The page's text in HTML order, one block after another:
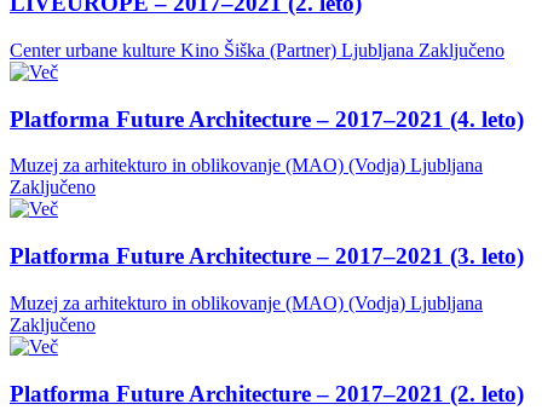
Center urbane kulture Kino Šiška (Partner) Ljubljana Zaključeno
Platforma Future Architecture – 2017–2021 (4. leto)
Muzej za arhitekturo in oblikovanje (MAO) (Vodja) Ljubljana
Zaključeno
Platforma Future Architecture – 2017–2021 (3. leto)
Muzej za arhitekturo in oblikovanje (MAO) (Vodja) Ljubljana
Zaključeno
Platforma Future Architecture – 2017–2021 (2. leto)